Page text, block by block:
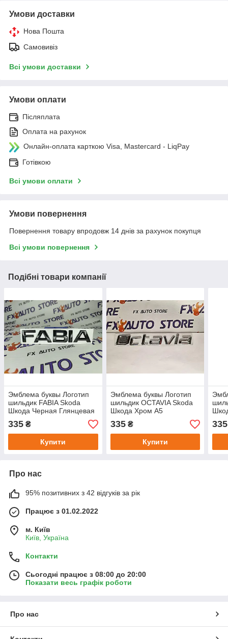
Умови доставки
Нова Пошта
Самовивіз
Всі умови доставки
Умови оплати
Післяплата
Оплата на рахунок
Онлайн-оплата карткою Visa, Mastercard - LiqPay
Готівкою
Всі умови оплати
Умови повернення
Повернення товару впродовж 14 днів за рахунок покупця
Всі умови повернення
Подібні товари компанії
Эмблема буквы Логотип
шильдик FABIA Skoda
Шкода Черная Глянцевая
125 X 22 мм
335 ₴
Купити
Эмблема буквы Логотип
шильдик OCTAVIA Skoda
Шкода Хром A5
335₴
Купити
125
335
Про нас
95% позитивних з 42 відгуків за рік
Працює з 01.02.2022
м. Київ
Київ, Україна
Контакти
Сьогодні працює з 08:00 до 20:00
Показати весь графік роботи
Про нас